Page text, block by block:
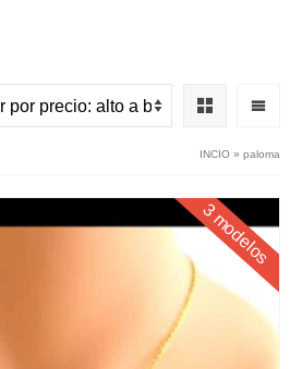
INCIO » paloma
3 modelos
Ceremonia Isabel - Con
AÑADIR